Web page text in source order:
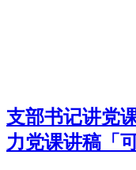
支部书记讲党
力党课讲稿「